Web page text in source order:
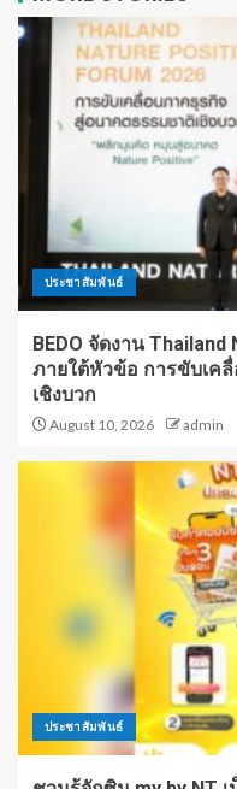
ประชาสัมพันธ์
BEDO จัดงาน
ภายใต้หัวข้อ การขับเค
เชิงบวก
August 10, 2026 admin
ประชาสัมพันธ์